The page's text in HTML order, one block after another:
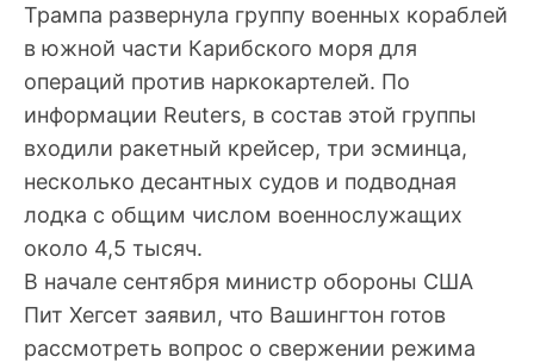
Трампа развернула группу военных кораблей
в южной части Карибского моря для
операций против наркокартелей. По
информации Reuters, в состав этой группы
входили ракетный крейсер, три эсминца,
несколько десантных судов и подводная
лодка с общим числом военнослужащих
около 4,5 тысяч.
В начале сентября министр обороны США
Пит Хегсет заявил, что Вашингтон готов
рассмотреть вопрос о свержении режима